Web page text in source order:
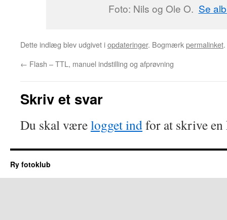
Foto: Nils og Ole O. Se
Dette indlæg blev udgivet iopdateringer. Bogmærkpermalinket.
← Flash – TTL, manuel indstilling og afprøvning
Skriv et svar
Du skal værelogget indfor at skrive en
Ry fotoklub